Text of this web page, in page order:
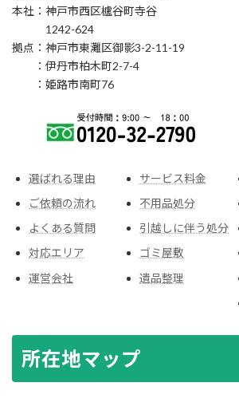
本社：神戸市西区櫨谷町寺谷
1242-624
拠点：神戸市東灘区御影3-2-11-19
：伊丹市柏木町2-7-4
：姫路市南町76
選ばれる理由
ご依頼の流れ
よくある質問
対応エリア
運営会社
サービス料金
不用品処分
引越しに伴う処分
ゴミ屋敷
遺品整理
所在地マップ